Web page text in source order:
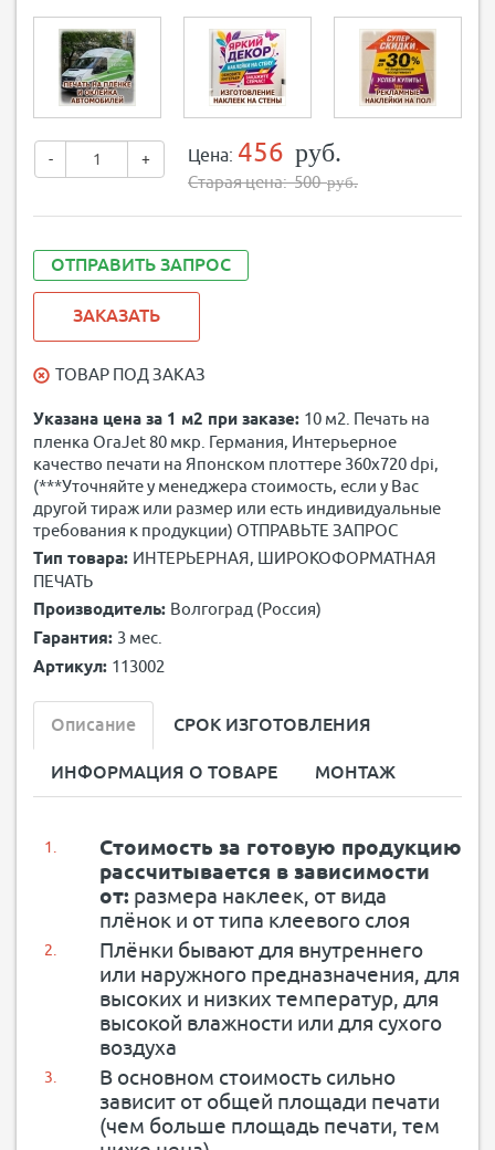
- + Цена: 456
руб.
Старая цена:500 руб.
ОТПРАВИТЬ ЗАПРОС
ЗАКАЗАТЬ
ТОВАР ПОД ЗАКАЗ
Указана цена за 1 м2 при заказе: 10 м2. Печать на
пленка OraJet 80 мкр. Германия, Интерьерное
качество печати на Японском плоттере 360х720 dpi,
(***Уточняйте у менеджера стоимость, если у Вас
другой тираж или размер или есть индивидуальные
требования к продукции) ОТПРАВЬТЕ ЗАПРОС
Тип товара: ИНТЕРЬЕРНАЯ, ШИРОКОФОРМАТНАЯ
ПЕЧАТЬ
Производитель: Волгоград (Россия)
Гарантия: 3 мес.
Артикул: 113002
Описание СРОК ИЗГОТОВЛЕНИЯ
ИНФОРМАЦИЯ О ТОВАРЕ МОНТАЖ
Стоимость за готовую продукцию
рассчитывается в зависимости
от: размера наклеек, от вида
плёнок и от типа клеевого слоя
Плёнки бывают для внутреннего
или наружного предназначения, для
высоких и низких температур, для
высокой влажности или для сухого
воздуха
В основном стоимость сильно
зависит от общей площади печати
(чем больше площадь печати, тем